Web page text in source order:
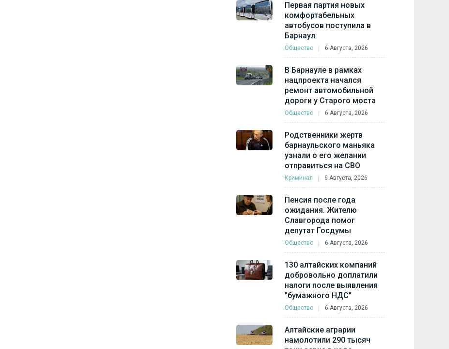
Первая партия новых
комфортабельных
автобусов поступила в
Барнаул
Общество 6 Августа, 2026
В Барнауле в рамках
нацпроекта начался
ремонт автомобильной
дороги у Старого моста
Общество 6 Августа, 2026
Родственники жертв
барнаульского маньяка
узнали о его желании
отправиться на СВО
Криминал 6 Августа, 2026
Пенсия после года
ожидания. Жителю
Славгорода помог
депутат Госдумы
Общество 6 Августа, 2026
130 алтайских компаний
добровольно доплатили
налоги после выявления
"бумажного НДС"
Общество 6 Августа, 2026
Алтайские аграрии
намолотили 290 тысяч